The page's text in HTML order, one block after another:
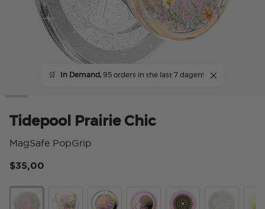
🛒 In Demand,95 orders in the last 7 dagen!
Tidepool Prairie Chic
MagSafe PopGrip
$35,00